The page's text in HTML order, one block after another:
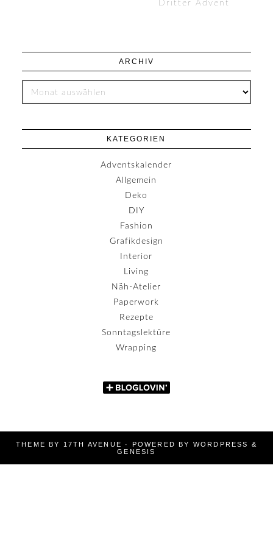
Dritter Advent
ARCHIV
KATEGORIEN
Adventskalender
Allgemein
Deko
DIY
Fashion
Grafikdesign
Interior
Living
Näh-Atelier
Paperwork
Rezepte
Sonntagslektüre
Wrapping
THEME BY 17TH AVENUE · POWERED BY WORDPRESS
&
GENESIS